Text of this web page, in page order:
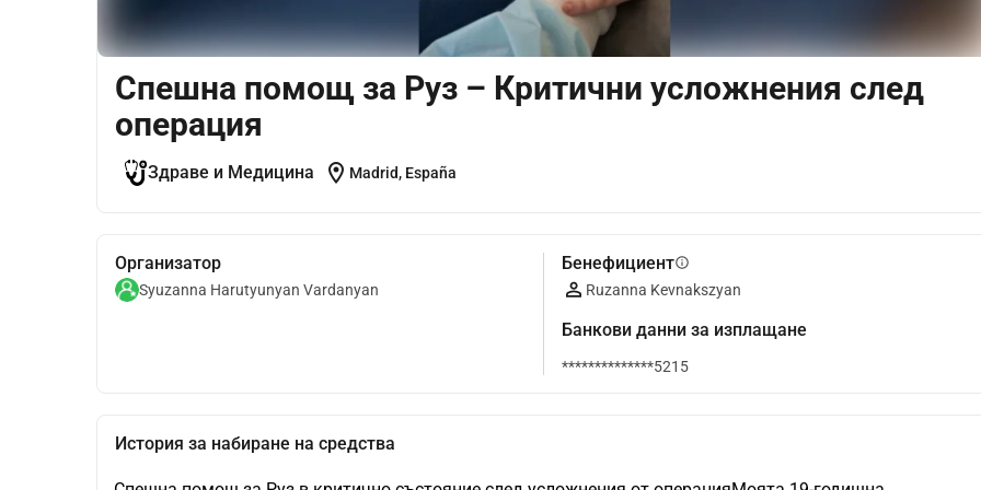
Спешна помощ за Руз – Критични усложнения след
операция
Здраве и Медицина location_on Madrid, España
Организатор
Syuzanna Harutyunyan Vardanyan
Бенефициентinfo
Ruzanna Kevnakszyan
Банкови данни за изплащане
**************5215
История за набиране на средства